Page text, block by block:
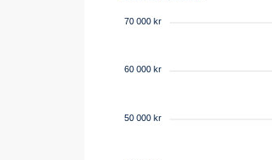
70 000 kr
60 000 kr
50 000 kr